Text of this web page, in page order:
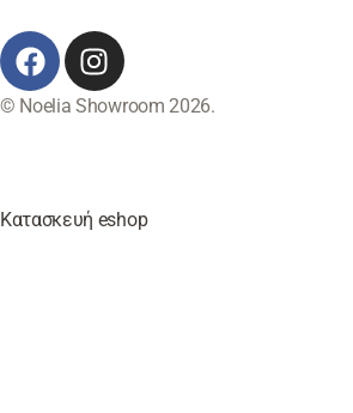
© Noelia Showroom 2026.
Κατασκευή eshop